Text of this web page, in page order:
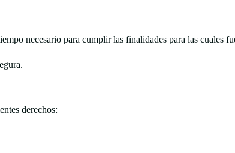
necesario para cumplir las finalidades para las cuales
derechos: